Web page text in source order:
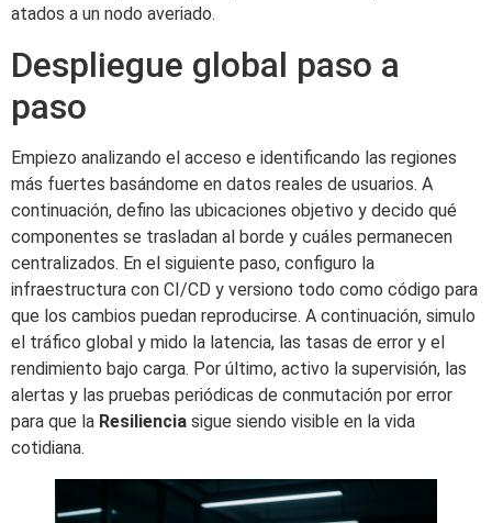
atados a un nodo averiado.
Despliegue global paso a
paso
Empiezo analizando el acceso e identificando las regiones
más fuertes basándome en datos reales de usuarios. A
continuación, defino las ubicaciones objetivo y decido qué
componentes se trasladan al borde y cuáles permanecen
centralizados. En el siguiente paso, configuro la
infraestructura con CI/CD y versiono todo como código para
que los cambios puedan reproducirse. A continuación, simulo
el tráfico global y mido la latencia, las tasas de error y el
rendimiento bajo carga. Por último, activo la supervisión, las
alertas y las pruebas periódicas de conmutación por error
para que la Resiliencia sigue siendo visible en la vida
cotidiana.